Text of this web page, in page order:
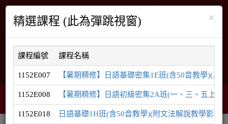
English 網站導覽
網頁選單
購物車 0
智能客服
×
精選課程 (此為彈跳視窗)
課程編號 課程名稱
1152E007 【暑期精修】日語基礎密集1E班(含50音教學)(二
1152E008 【暑期精修】日語初級密集2A班(一、三、五上
1152E018 日語基礎1H班(含50音教學)(附文法解說教學影片